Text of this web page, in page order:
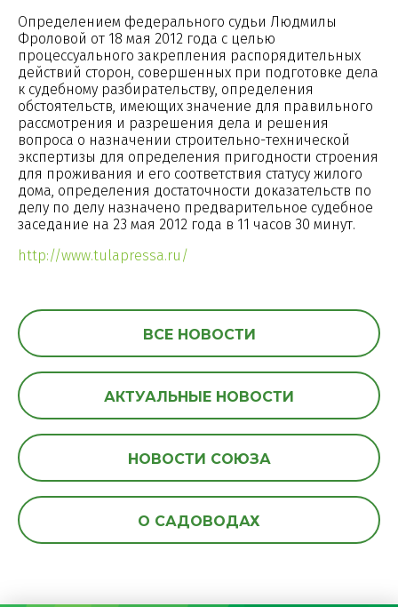
Определением федерального судьи Людмилы
Фроловой от 18 мая 2012 года с целью
процессуального закрепления распорядительных
действий сторон, совершенных при подготовке дела
к судебному разбирательству, определения
обстоятельств, имеющих значение для правильного
рассмотрения и разрешения дела и решения
вопроса о назначении строительно-технической
экспертизы для определения пригодности строения
для проживания и его соответствия статусу жилого
дома, определения достаточности доказательств по
делу по делу назначено предварительное судебное
заседание на 23 мая 2012 года в 11 часов 30 минут.
http://www.tulapressa.ru/
ВСЕ НОВОСТИ
АКТУАЛЬНЫЕ НОВОСТИ
НОВОСТИ СОЮЗА
О САДОВОДАХ